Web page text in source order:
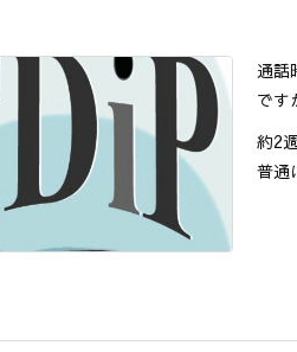
通話
です
約2
普通